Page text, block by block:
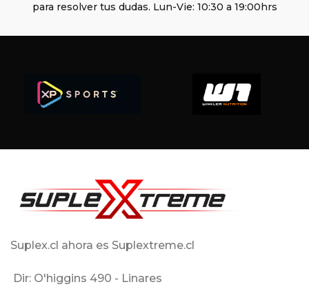
para resolver tus dudas. Lun-Vie: 10:30 a 19:00hrs
Suplex.cl ahora es Suplextreme.cl
Dir: O'higgins 490 - Linares